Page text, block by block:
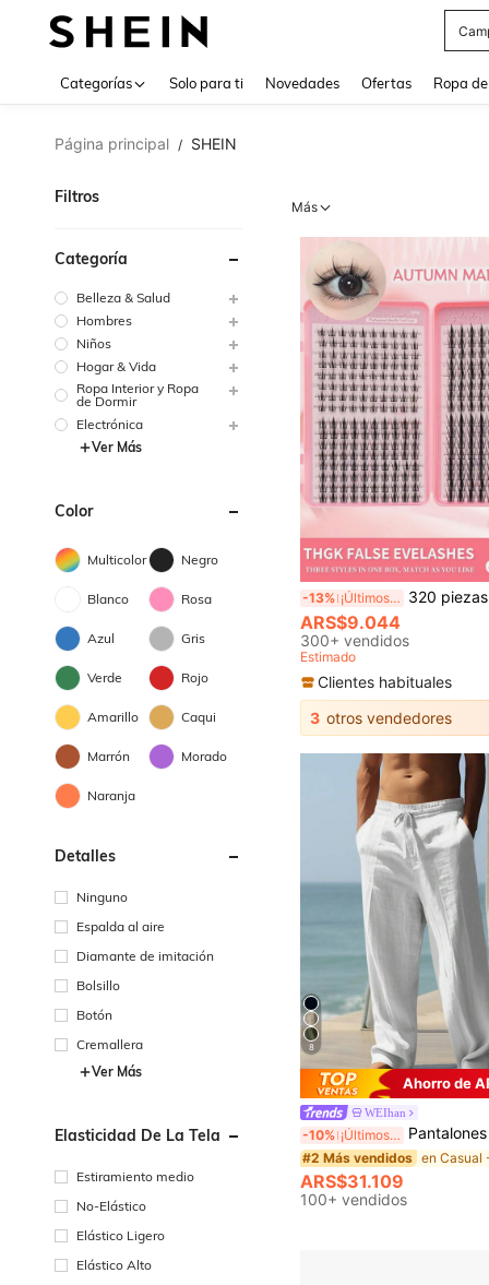
Categorías Solo para ti Novedades Ofertas Ropa
Página principal / SHEIN
Filtros
Categoría
Belleza & Salud
Hombres
Niños
Hogar & Vida
Ropa Interior y Ropa
de Dormir
Electrónica
Ver Más
Color
Multicolor Negro
Blanco Rosa
Azul Gris
Verde Rojo
Amarillo Caqui
Marrón Morado
Naranja
Detalles
Ninguno
Espalda al aire
Diamante de imitación
Bolsillo
Botón
Cremallera
Ver Más
Elasticidad De La Tela
Estiramiento medio
No-Elástico
Elástico Ligero
Elástico Alto
Más
-13% ¡Últimos 2 días 320 piezas Paquetes individuales de pestañas, Pestañas en forma de hoja de arce D Curl, Nuevas pestañas de ojo de gato D Curl de 10-16 mm, Pestañas postizas de hoja de arce de otoño gruesas, Kit de extensión de pestañas DIY con aspecto natural, Ultra grueso, inteligente, súper suave y ligero, Pestañas
ARS$9.044
300+ vendidos
Estimado
Clientes habituales
3 otros vendedores
8
Ahorro de
WEIhan
-10% ¡Últimos 2 días Pantalones largos casuales de lino para hombre, primavera/verano, delgados y transpirables, estilo hip-hop,
#2 Más vendidos
ARS$31.109
100+ vendidos